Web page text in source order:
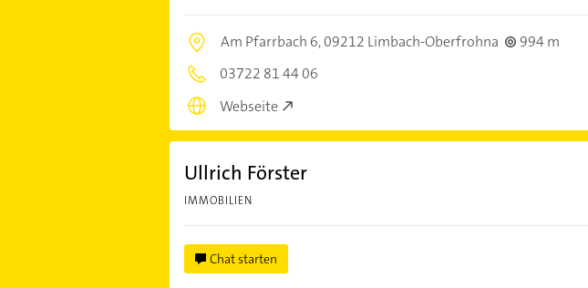
Am Pfarrbach 6,09212 Limbach-Oberfrohna
994 m
03722 81 44 06
Webseite
Ullrich Förster
IMMOBILIEN
Chat starten